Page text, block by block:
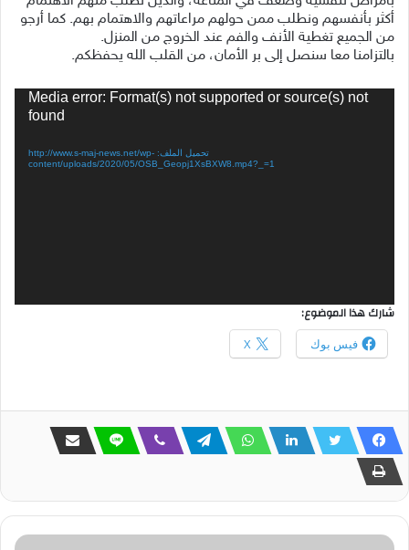
أكثر بأنفسهم ونطلب ممن حولهم مراعاتهم والاهتمام بهم. كما أرجو
من الجميع تغطية الأنف والفم عند الخروج من المنزل.
بالتزامنا معا سنصل إلى بر الأمان، من القلب الله يحفظكم.
مشغلMedia error: Format(s) not supported or source(s) not
found
تحميل الملف: http://www.s-maj-news.net/wp-
content/uploads/2020/05/OSB_Geopj1XsBXW8.mp4?_=1
شارك هذا الموضوع:
فيس بوك X